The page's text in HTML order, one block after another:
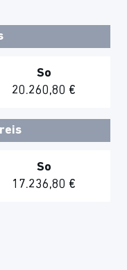
So
20.260,80 €
So
17.236,80 €